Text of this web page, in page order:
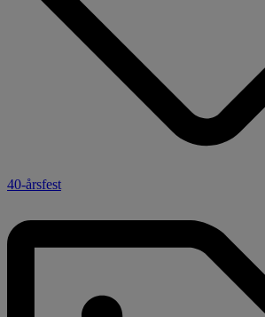
40-årsfest